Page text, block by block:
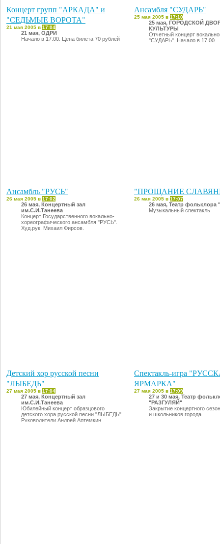
Концерт групп "АРКАДА" и
"СЕДЬМЫЕ ВОРОТА"
21 мая 2005 в 17:04
21 мая, ОДРИ
Начало в 17.00. Цена билета 70 рублей
Ансамбля "СУДАРЬ"
25 мая 2005 в 17:10
25 мая, ГОРОДСКОЙ
КУЛЬТУРЫ
Отчетный концерт
"СУДАРЬ". Начало в 17.00.
Ансамбль "РУСЬ"
26 мая 2005 в 17:02
26 мая, Концертный зал
им.С.И.Танеева
Концерт Государственного вокально-
хореографического ансамбля "РУСЬ".
Худ.рук. Михаил Фирсов.
"ПРОЩАНИЕ
26 мая 2005 в 17:07
26 мая, Театр
Музыкальный спектакль
Детский хор русской песни
"ЛЫБЕДЬ"
27 мая 2005 в 17:04
27 мая, Концертный зал
им.С.И.Танеева
Юбилейный концерт образцового
детского хора русской песни "ЛЫБЕДЬ".
Руководители Андрей Артемкин,
Спектакль-игра
ЯРМАРКА"
27 мая 2005 в 17:09
27 и 30 мая, Театр
"РАЗГУЛЯЙ"
Закрытие концертного
и школьников города.